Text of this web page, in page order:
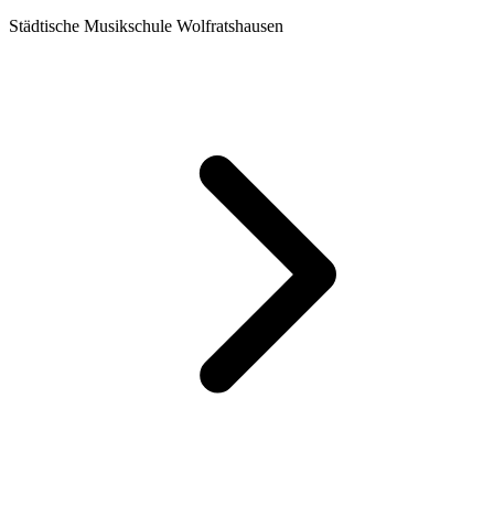
Städtische Musikschule Wolfratshausen